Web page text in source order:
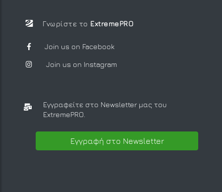
Γνωρίστε το ExtremePRO
Join us on Facebook
Join us on Instagram
Εγγραφείτε στο Newsletter μας του
ExtremePRO.
Εγγραφή στο Newsletter